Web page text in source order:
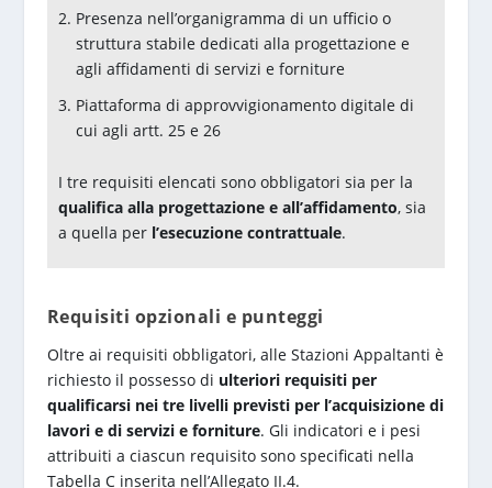
Presenza nell’organigramma di un ufficio o
struttura stabile dedicati alla progettazione e
agli affidamenti di servizi e forniture
Piattaforma di approvvigionamento digitale di
cui agli artt. 25 e 26
I tre requisiti elencati sono obbligatori sia per la
qualifica alla progettazione e all’affidamento, sia
a quella per l’esecuzione contrattuale.
Requisiti opzionali e punteggi
Oltre ai requisiti obbligatori, alle Stazioni Appaltanti è
richiesto il possesso di ulteriori requisiti per
qualificarsi nei tre livelli previsti per l’acquisizione di
lavori e di servizi e forniture. Gli indicatori e i pesi
attribuiti a ciascun requisito sono specificati nella
Tabella C inserita nell’Allegato II.4.